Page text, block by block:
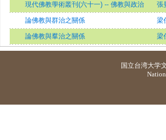
現代佛教學術叢刊(六十一) -- 佛教與政治 張
論佛教與群治之關係 梁
論佛教與羣治之關係 梁
国立台湾大学